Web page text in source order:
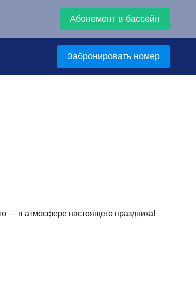
Абонемент в бассейн
Забронировать номер
— в атмосфере настоящего праздника!